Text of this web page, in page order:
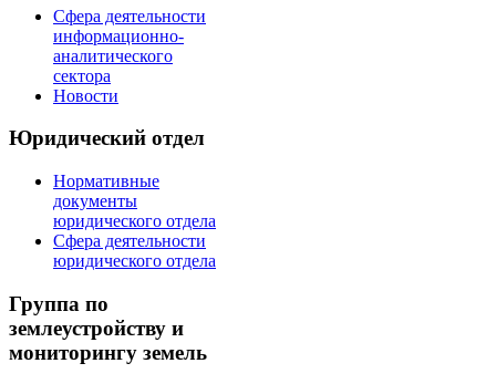
Сфера деятельности
информационно-
аналитического
сектора
Новости
Юридический отдел
Нормативные
документы
юридического отдела
Сфера деятельности
юридического отдела
Группа по
землеустройству и
мониторингу земель